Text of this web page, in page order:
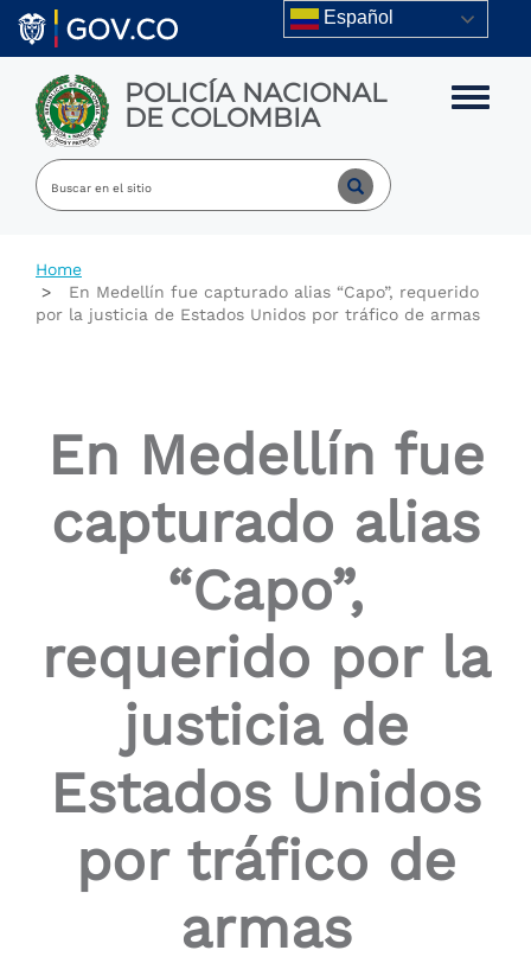
Skip to main content Español
POLICÍA NACIONAL
DE COLOMBIA Toggle
Home
En Medellín fue capturado alias “Capo”, requerido
por la justicia de Estados Unidos por tráfico de armas
En Medellín fue
capturado alias
“Capo”,
requerido por la
justicia de
Estados Unidos
por tráfico de
armas